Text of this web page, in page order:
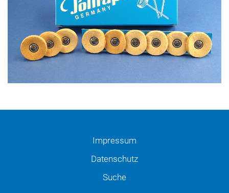
Impressum
Datenschutz
Suche